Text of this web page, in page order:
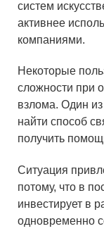
систем
активнее
компаниями.
Некоторые
сложности при
взлома. Один из
найти способ
получить
Ситуация
потому, что в
инвестирует в
одновременно